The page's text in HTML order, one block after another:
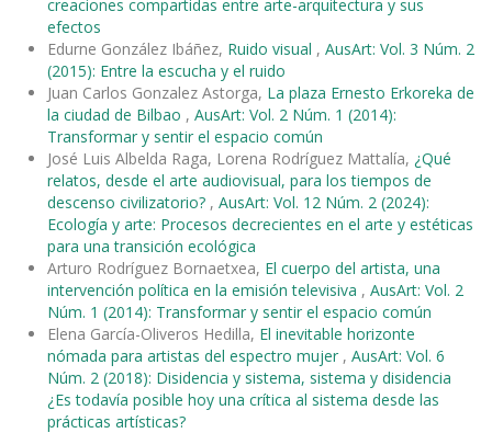
creaciones compartidas entre arte-arquitectura y sus
efectos
Edurne González Ibáñez, Ruido visual , AusArt: Vol. 3 Núm. 2
(2015): Entre la escucha y el ruido
Juan Carlos Gonzalez Astorga, La plaza Ernesto Erkoreka de
la ciudad de Bilbao , AusArt: Vol. 2 Núm. 1 (2014):
Transformar y sentir el espacio común
José Luis Albelda Raga, Lorena Rodríguez Mattalía, ¿Qué
relatos, desde el arte audiovisual, para los tiempos de
descenso civilizatorio? , AusArt: Vol. 12 Núm. 2 (2024):
Ecología y arte: Procesos decrecientes en el arte y estéticas
para una transición ecológica
Arturo Rodríguez Bornaetxea, El cuerpo del artista, una
intervención política en la emisión televisiva , AusArt: Vol. 2
Núm. 1 (2014): Transformar y sentir el espacio común
Elena García-Oliveros Hedilla, El inevitable horizonte
nómada para artistas del espectro mujer , AusArt: Vol. 6
Núm. 2 (2018): Disidencia y sistema, sistema y disidencia
¿Es todavía posible hoy una crítica al sistema desde las
prácticas artísticas?